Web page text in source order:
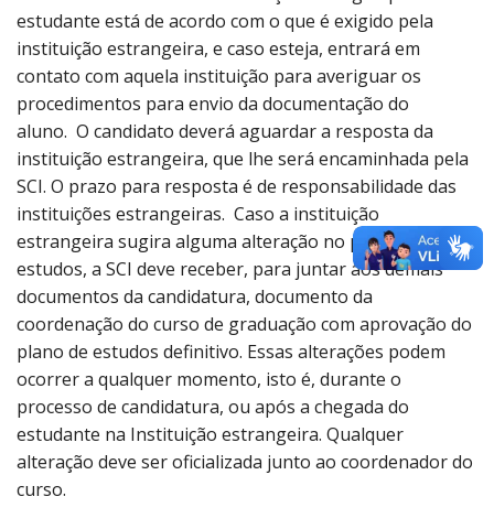
estudante está de acordo com o que é exigido pela
instituição estrangeira, e caso esteja, entrará em
contato com aquela instituição para averiguar os
procedimentos para envio da documentação do
aluno. O candidato deverá aguardar a resposta da
instituição estrangeira, que lhe será encaminhada pela
SCI. O prazo para resposta é de responsabilidade das
instituições estrangeiras. Caso a instituição
estrangeira sugira alguma alteração no plano de
estudos, a SCI deve receber, para juntar aos demais
documentos da candidatura, documento da
coordenação do curso de graduação com aprovação do
plano de estudos definitivo. Essas alterações podem
ocorrer a qualquer momento, isto é, durante o
processo de candidatura, ou após a chegada do
estudante na Instituição estrangeira. Qualquer
alteração deve ser oficializada junto ao coordenador do
curso.